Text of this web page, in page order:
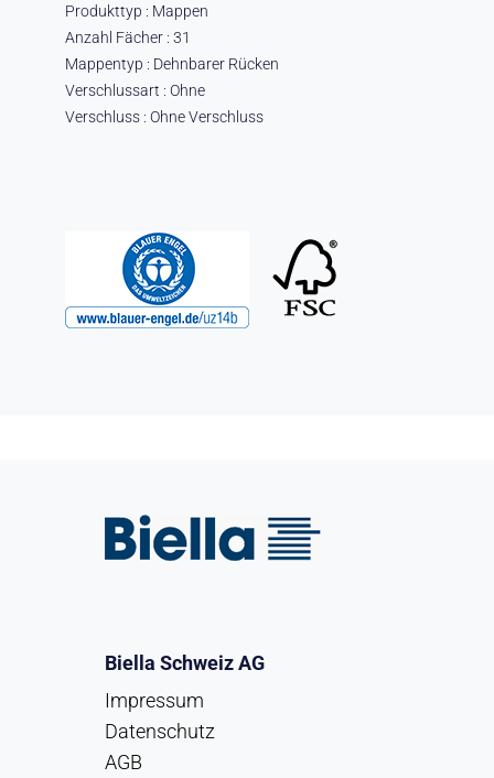
Produkttyp : Mappen
Anzahl Fächer : 31
Mappentyp : Dehnbarer Rücken
Verschlussart : Ohne
Verschluss : Ohne Verschluss
Biella Schweiz AG
Impressum
Datenschutz
AGB